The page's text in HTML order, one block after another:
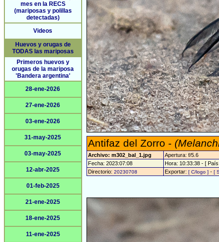
mes en la RECS
(mariposas y polillas
detectadas)
Videos
Huevos y orugas de
TODAS las mariposas
Primeros huevos y
orugas de la mariposa
'Bandera argentina'
28-ene-2026
27-ene-2026
03-ene-2026
31-may-2025
03-may-2025
12-abr-2025
01-feb-2025
21-ene-2025
18-ene-2025
11-ene-2025
Antifaz del Zorro -
Archivo: m302_bal_1.jpg
Apertura: f/5.6
Fecha: 2023:07:08
Hora: 10:33:38 - [
Directorio: 20230708 Exportar: [ C/logo ] - [